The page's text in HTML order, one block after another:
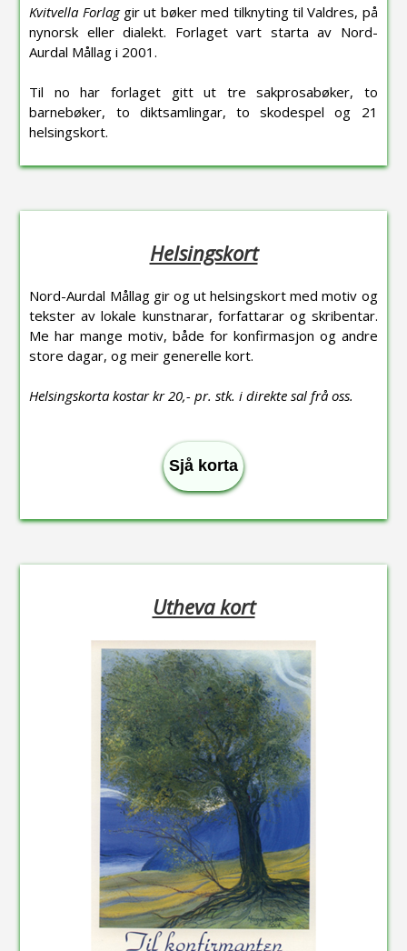
Kvitvella Forlaggir ut bøker med tilknyting til Valdres, på
nynorsk eller dialekt. Forlaget vart starta av Nord-
Aurdal Mållag i 2001.
Til no har forlaget gitt ut tre sakprosabøker, to
barnebøker, to diktsamlingar, to skodespel og 21
helsingskort.
Helsingskort
Nord-Aurdal Mållag gir og ut helsingskort med motiv og
tekster av lokale kunstnarar, forfattarar og skribentar.
Me har mange motiv, både for konfirmasjon og andre
store dagar, og meir generelle kort.
Helsingskorta kostar kr 20,- pr. stk. i direkte sal frå oss.
Sjå korta
Utheva kort